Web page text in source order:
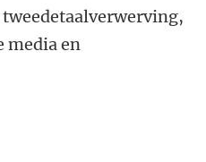
media en